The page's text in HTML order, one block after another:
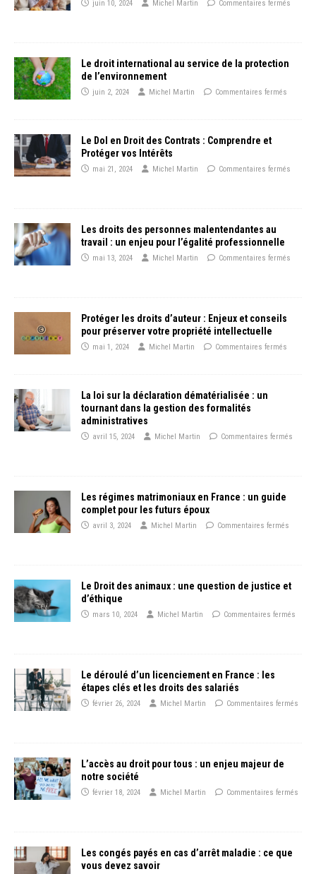
juin 10, 2024 Michel Martin Commentaires fermés
Le droit international au service de la protection
de l’environnement
juin 2, 2024 Michel Martin Commentaires fermés
Le Dol en Droit des Contrats : Comprendre et
Protéger vos Intérêts
mai 21, 2024 Michel Martin Commentaires fermés
Les droits des personnes malentendantes au
travail : un enjeu pour l’égalité professionnelle
mai 13, 2024 Michel Martin Commentaires fermés
Protéger les droits d’auteur : Enjeux et conseils
pour préserver votre propriété intellectuelle
mai 1, 2024 Michel Martin Commentaires fermés
La loi sur la déclaration dématérialisée : un
tournant dans la gestion des formalités
administratives
avril 15, 2024 Michel Martin Commentaires fermés
Les régimes matrimoniaux en France : un guide
complet pour les futurs époux
avril 3, 2024 Michel Martin Commentaires fermés
Le Droit des animaux : une question de justice et
d’éthique
mars 10, 2024 Michel Martin Commentaires fermés
Le déroulé d’un licenciement en France : les
étapes clés et les droits des salariés
février 26, 2024 Michel Martin Commentaires fermés
L’accès au droit pour tous : un enjeu majeur de
notre société
février 18, 2024 Michel Martin Commentaires fermés
Les congés payés en cas d’arrêt maladie : ce que
vous devez savoir